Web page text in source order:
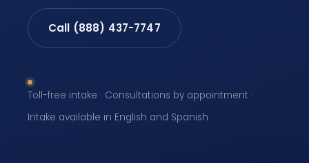
Call (888) 437-7747
Toll-free intake · Consultations by appointment ·
Intake available in English and Spanish